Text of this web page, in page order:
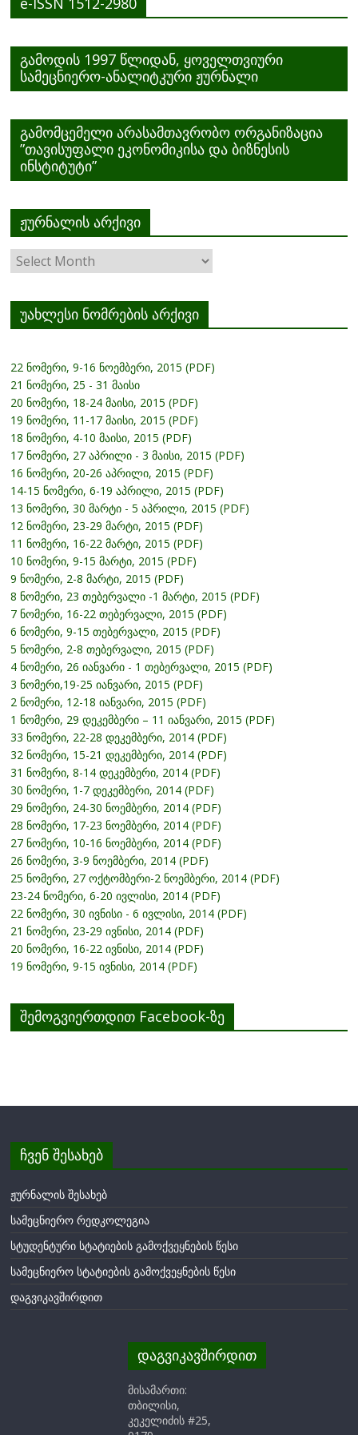
გამოდის 1997 წლიდან, ყოველთვიური
სამეცნიერო-ანალიტკური ჟურნალი
გამომცემელი არასამთავრობო ორგანიზაცია
”თავისუფალი ეკონომიკისა და ბიზნესის
ინსტიტუტი”
ჟურნალის არქივი
ჟურნალის
არქივი
უახლესი ნომრების არქივი
22 ნომერი, 9-16 ნოემბერი, 2015 (PDF)
21 ნომერი, 25 - 31 მაისი
20 ნომერი, 18-24 მაისი, 2015 (PDF)
19 ნომერი, 11-17 მაისი, 2015 (PDF)
18 ნომერი, 4-10 მაისი, 2015 (PDF)
17 ნომერი, 27 აპრილი - 3 მაისი, 2015 (PDF)
16 ნომერი, 20-26 აპრილი, 2015 (PDF)
14-15 ნომერი, 6-19 აპრილი, 2015 (PDF)
13 ნომერი, 30 მარტი - 5 აპრილი, 2015 (PDF)
12 ნომერი, 23-29 მარტი, 2015 (PDF)
11 ნომერი, 16-22 მარტი, 2015 (PDF)
10 ნომერი, 9-15 მარტი, 2015 (PDF)
9 ნომერი, 2-8 მარტი, 2015 (PDF)
8 ნომერი, 23 თებერვალი -1 მარტი, 2015 (PDF)
7 ნომერი, 16-22 თებერვალი, 2015 (PDF)
6 ნომერი, 9-15 თებერვალი, 2015 (PDF)
5 ნომერი, 2-8 თებერვალი, 2015 (PDF)
4 ნომერი, 26 იანვარი - 1 თებერვალი, 2015 (PDF)
3 ნომერი,19-25 იანვარი, 2015 (PDF)
2 ნომერი, 12-18 იანვარი, 2015 (PDF)
1 ნომერი, 29 დეკემბერი – 11 იანვარი, 2015 (PDF)
33 ნომერი, 22-28 დეკემბერი, 2014 (PDF)
32 ნომერი, 15-21 დეკემბერი, 2014 (PDF)
31 ნომერი, 8-14 დეკემბერი, 2014 (PDF)
30 ნომერი, 1-7 დეკემბერი, 2014 (PDF)
29 ნომერი, 24-30 ნოემბერი, 2014 (PDF)
28 ნომერი, 17-23 ნოემბერი, 2014 (PDF)
27 ნომერი, 10-16 ნოემბერი, 2014 (PDF)
26 ნომერი, 3-9 ნოემბერი, 2014 (PDF)
25 ნომერი, 27 ოქტომბერი-2 ნოემბერი, 2014 (PDF)
23-24 ნომერი, 6-20 ივლისი, 2014 (PDF)
22 ნომერი, 30 ივნისი - 6 ივლისი, 2014 (PDF)
21 ნომერი, 23-29 ივნისი, 2014 (PDF)
20 ნომერი, 16-22 ივნისი, 2014 (PDF)
19 ნომერი, 9-15 ივნისი, 2014 (PDF)
შემოგვიერთდით Facebook-ზე
ჩვენ შესახებ
ჟურნალის შესახებ
სამეცნიერო რედკოლეგია
სტუდენტური სტატიების გამოქვეყნების წესი
სამეცნიერო სტატიების გამოქვეყნების წესი
დაგვიკავშირდით
დაგვიკავშირდით
მისამართი:
თბილისი,
კეკელიძის #25,